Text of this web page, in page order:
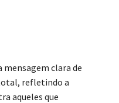
clara de
refletindo a
aqueles que